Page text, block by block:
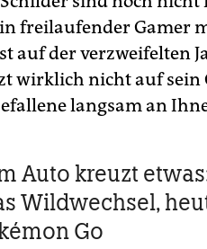
freilaufender Gamer
auf der verzweifelten
wirklich nicht auf
langsam an
Auto kreuzt
Wildwechsel,
Go